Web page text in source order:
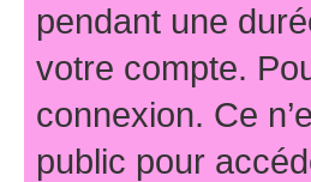
pendant une
votre compte.
connexion. Ce
public pour